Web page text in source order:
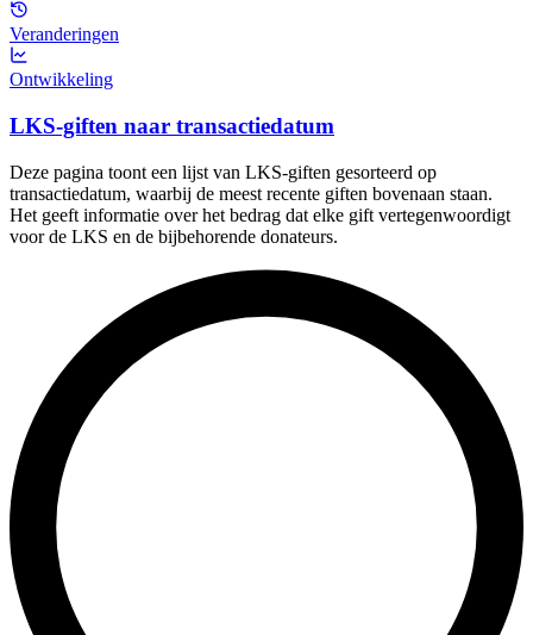
Veranderingen
Ontwikkeling
LKS-giften naar transactiedatum
Deze pagina toont een lijst van LKS-giften gesorteerd op
transactiedatum, waarbij de meest recente giften bovenaan staan.
Het geeft informatie over het bedrag dat elke gift vertegenwoordigt
voor de LKS en de bijbehorende donateurs.